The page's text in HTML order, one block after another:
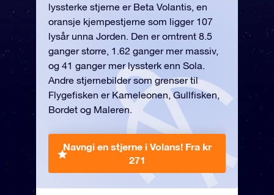
lyssterke stjerne er Beta Volantis, en
oransje kjempestjerne som ligger 107
lysår unna Jorden. Den er omtrent 8.5
ganger større, 1.62 ganger mer massiv,
og 41 ganger mer lyssterk enn Sola.
Andre stjernebilder som grenser til
Flygefisken er Kameleonen, Gullfisken,
Bordet og Maleren.
Navngi en stjerne i Volans! Fra kr
271